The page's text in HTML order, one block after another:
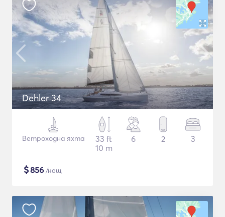
Dehler 34
Ветроходна яхта
33 ft
10 m
6 2 3
$856 /нощ